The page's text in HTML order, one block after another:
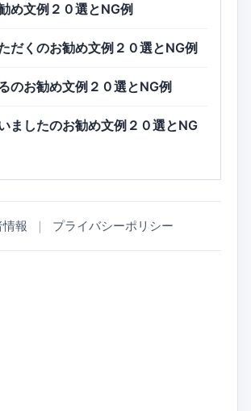
め文例２０選とNG例
だくのお勧め文例２０選とNG例
のお勧め文例２０選とNG例
ましたのお勧め文例２０選とNG
報 ｜ プライバシーポリシー